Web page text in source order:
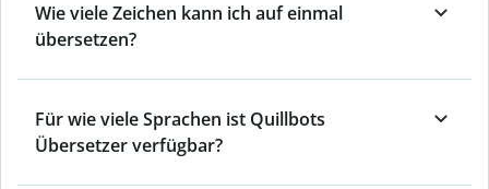
Wie viele Zeichen kann ich auf einmal
übersetzen?
Für wie viele Sprachen ist Quillbots
Übersetzer verfügbar?